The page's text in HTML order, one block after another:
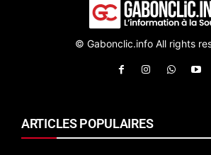
© Gabonclic.info All rights
ARTICLES POPULAIRES